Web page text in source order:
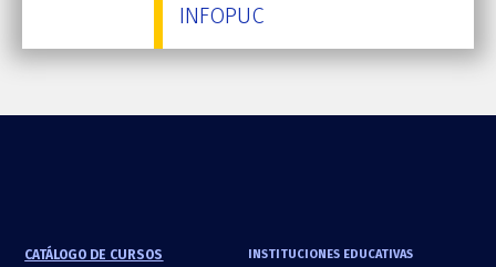
INFOPUC
CATÁLOGO DE CURSOS
INSTITUCIONES EDUCATIVAS